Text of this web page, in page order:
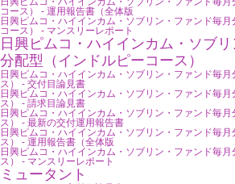
コース） - 運用報告書（全体版
日興ピムコ・ハイインカム・ソブリン・ファンド毎
コース） - マンスリーレポート
日興ピムコ・ハイインカム・ソブ
分配型（インドルピーコース）
日興ピムコ・ハイインカム・ソブリン・ファンド毎
ス） - 交付目論見書
日興ピムコ・ハイインカム・ソブリン・ファンド毎
ス） - 請求目論見書
日興ピムコ・ハイインカム・ソブリン・ファンド毎
ス） - 最新の交付運用報告書
日興ピムコ・ハイインカム・ソブリン・ファンド毎
ス） - 運用報告書（全体版
日興ピムコ・ハイインカム・ソブリン・ファンド毎
ス） - マンスリーレポート
ミュータント